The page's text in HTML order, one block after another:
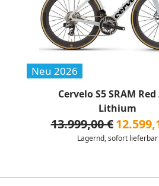
Neu 2026
Cervelo S5 SRAM Red
Lithium
13.999,00 €
Lagernd, sofort lieferbar